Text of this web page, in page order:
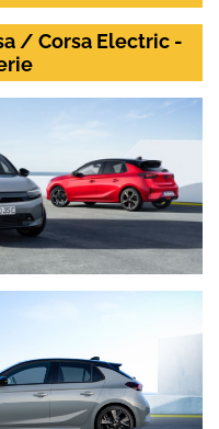
/ Corsa Electric -